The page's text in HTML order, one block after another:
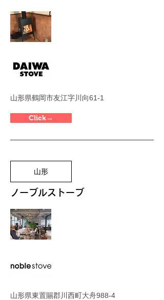
山形県鶴岡市友江字川向61-1
Click→
山形
ノーブルストーブ
​山形県東置賜郡川西町大舟988-4